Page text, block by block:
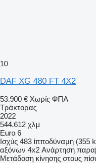
10
DAF XG 480 FT 4X2
53.900 € Χωρίς ΦΠΑ
Τράκτορας
2022
544.612 χλμ
Euro 6
Ισχύς 483 ίπποδύναμη (355
αξόνων 4x2 Ανάρτηση
Μετάδοση κίνησης στους